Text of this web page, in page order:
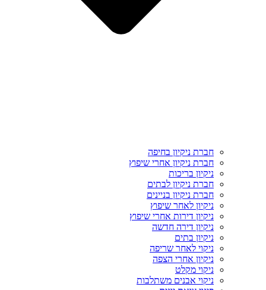
חברת ניקיון בחיפה
חברת ניקיון אחרי שיפוץ
ניקיון בריכות
חברת ניקיון לבתים
חברת ניקיון בניינים
ניקיון לאחר שיפוץ
ניקיון דירות אחרי שיפוץ
ניקיון דירה חדשה
ניקיון בתים
ניקוי לאחר שריפה
ניקיון אחרי הצפה
ניקוי מקלט
ניקוי אבנים משתלבות